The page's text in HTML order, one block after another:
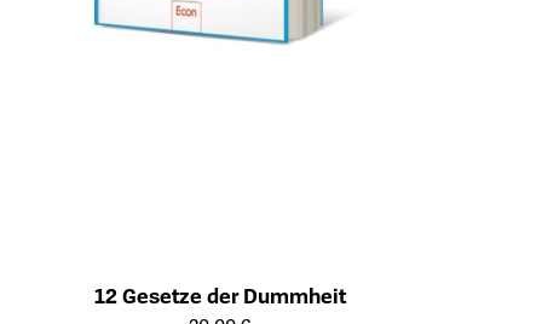
12 Gesetze der Dummheit